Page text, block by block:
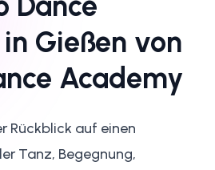
Mehr
werden
Gießen von
Academy
Rückblick auf einen
Tanz, Begegnung,